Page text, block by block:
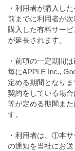
・利用者が購入し
前までに利用者が次
購入した有料サー
が延長されます。
・前項の一定期間
毎にAPPLE Inc.,
定める期間となり
契約をしている場
等が定める期間ま
す。
・利用者は、①本
の通知を当社にお